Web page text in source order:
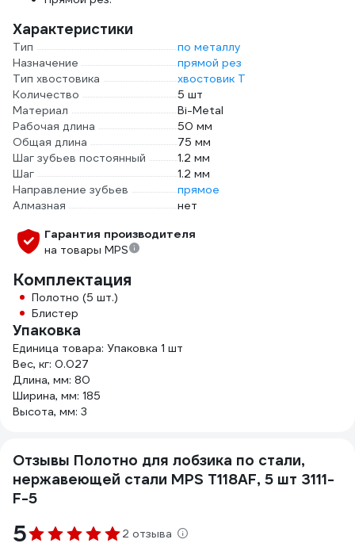
Характеристики
Тип
по металлу
Назначение
прямой рез
Тип хвостовика
хвостовик Т
Количество
5 шт
Материал
Bi-Metal
Рабочая длина
50 мм
Общая длина
75 мм
Шаг зубьев постоянный
1.2 мм
Шаг
1.2 мм
Направление зубьев
прямое
Алмазная
нет
Гарантия производителя
на товары MPS
Комплектация
Полотно (5 шт.)
Блистер
Упаковка
Единица товара: Упаковка 1 шт
Вес, кг: 0.027
Длина, мм: 80
Ширина, мм: 185
Высота, мм: 3
Отзывы Полотно для лобзика по стали,
нержавеющей стали MPS T118AF, 5 шт 3111-
F-5
5 2 отзыва